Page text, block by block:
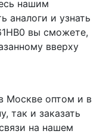
нашим
аналоги и узнать
вы сможете,
вверху
Москве оптом и в
так и заказать
на нашем